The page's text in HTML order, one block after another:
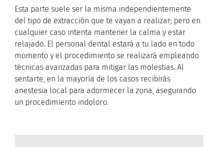
Esta parte suele ser la misma independientemente
del tipo de extracción que te vayan a realizar; pero en
cualquier caso intenta mantener la calma y estar
relajado. El personal dental estará a tu lado en todo
momento y el procedimiento se realizará empleando
técnicas avanzadas para mitigar las molestias. Al
sentarte, en la mayoría de los casos recibirás
anestesia local para adormecer la zona, asegurando
un procedimiento indoloro.